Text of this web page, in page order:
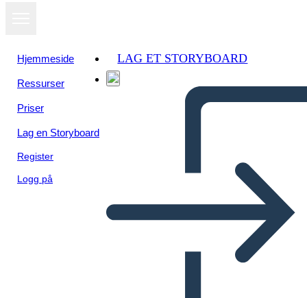
Hjemmeside
Ressurser
Priser
Lag en Storyboard
Register
Logg på
LAG ET STORYBOARD